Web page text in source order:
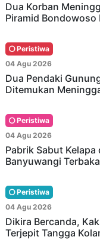
Dua Korban
Piramid Bondowoso
Peristiwa
04 Agu 2026
Dua Pendaki
Ditemukan
Peristiwa
04 Agu 2026
Pabrik Sabut
Banyuwangi
Peristiwa
04 Agu 2026
Dikira Bercanda,
Terjepit Tangga